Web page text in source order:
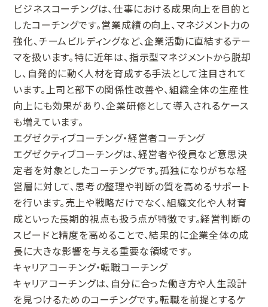
ビジネスコーチングは、仕事における成果向上を目的と
したコーチングです。営業成績の向上、マネジメント力の
強化、チームビルディングなど、企業活動に直結するテー
マを扱います。特に近年は、指示型マネジメントから脱却
し、自発的に動く人材を育成する手法として注目されて
います。上司と部下の関係性改善や、組織全体の生産性
向上にも効果があり、企業研修として導入されるケース
も増えています。
エグゼクティブコーチング・経営者コーチング
エグゼクティブコーチングは、経営者や役員など意思決
定者を対象としたコーチングです。孤独になりがちな経
営層に対して、思考の整理や判断の質を高めるサポート
を行います。売上や戦略だけでなく、組織文化や人材育
成といった長期的視点も扱う点が特徴です。経営判断の
スピードと精度を高めることで、結果的に企業全体の成
長に大きな影響を与える重要な領域です。
キャリアコーチング・転職コーチング
キャリアコーチングは、自分に合った働き方や人生設計
を見つけるためのコーチングです。転職を前提とするケ